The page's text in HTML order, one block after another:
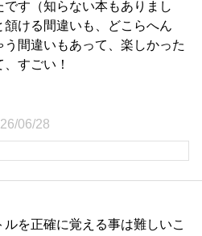
です（知らない本もありまし
頷ける間違いも、どこらへん
う間違いもあって、楽しかった
すごい！
06/28
を正確に覚える事は難しいこ